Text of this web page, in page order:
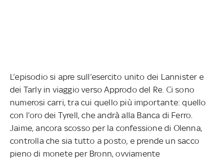
L’episodio si apre sull’esercito unito dei Lannister e
dei Tarly in viaggio verso Approdo del Re. Ci sono
numerosi carri, tra cui quello più importante: quello
con l’oro dei Tyrell, che andrà alla Banca di Ferro.
Jaime, ancora scosso per la confessione di Olenna,
controlla che sia tutto a posto, e prende un sacco
pieno di monete per Bronn, ovviamente